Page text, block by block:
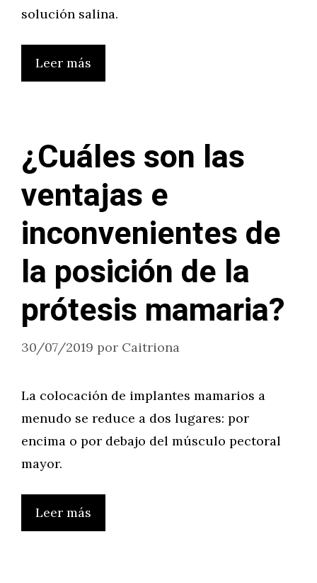
solución salina.
Leer más
¿Cuáles son las
ventajas e
inconvenientes de
la posición de la
prótesis mamaria?
30/07/2019 por Caitriona
La colocación de implantes mamarios a
menudo se reduce a dos lugares: por
encima o por debajo del músculo pectoral
mayor.
Leer más